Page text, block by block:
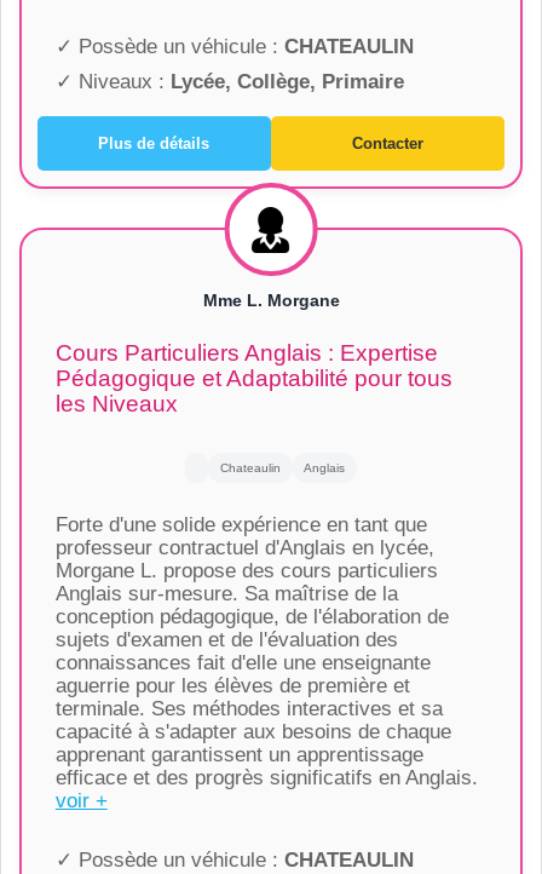
✓ Possède un véhicule : CHATEAULIN
✓ Niveaux : Lycée, Collège, Primaire
Plus de détails Contacter
Mme L. Morgane
Cours Particuliers Anglais : Expertise
Pédagogique et Adaptabilité pour tous
les Niveaux
Chateaulin Anglais
Forte d'une solide expérience en tant que
professeur contractuel d'Anglais en lycée,
Morgane L. propose des cours particuliers
Anglais sur-mesure. Sa maîtrise de la
conception pédagogique, de l'élaboration de
sujets d'examen et de l'évaluation des
connaissances fait d'elle une enseignante
aguerrie pour les élèves de première et
terminale. Ses méthodes interactives et sa
capacité à s'adapter aux besoins de chaque
apprenant garantissent un apprentissage
efficace et des progrès significatifs en Anglais.
voir +
✓ Possède un véhicule : CHATEAULIN